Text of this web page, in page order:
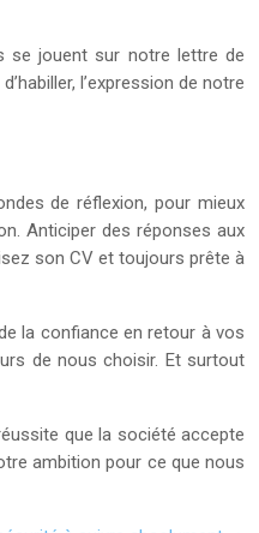
se jouent sur notre lettre de
l’expression de notre
de réflexion, pour mieux
Anticiper des réponses aux
son CV et toujours prête à
la confiance en retour à vos
de nous choisir. Et surtout
que la société accepte
ambition pour ce que nous